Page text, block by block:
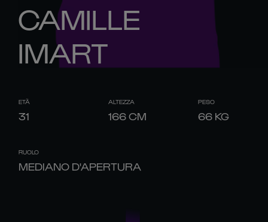
CAMILLE
IMART
ETÀ
31
ALTEZZA
166CM
PESO
66 KG
RUOLO
MEDIANO D'APERTURA